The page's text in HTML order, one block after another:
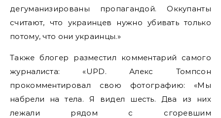
дегуманизированы пропагандой. Оккупанты
считают, что украинцев нужно убивать только
потому, что они украинцы.»
Также блогер разместил комментарий самого
журналиста: «UPD. Алекс Томпсон
прокомментировал свою фотографию: «Мы
набрели на тела. Я видел шесть. Два из них
лежали рядом с сгоревшим